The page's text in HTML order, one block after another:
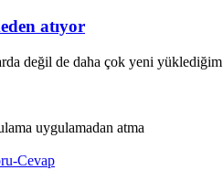
atıyor
değil de daha çok yeni
uygulamadan atma
Cevap